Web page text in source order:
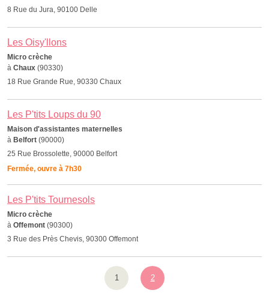
8 Rue du Jura, 90100 Delle
Les Oisy'llons
Micro crèche
à Chaux (90330)
18 Rue Grande Rue, 90330 Chaux
Les P'tits Loups du 90
Maison d'assistantes maternelles
à Belfort (90000)
25 Rue Brossolette, 90000 Belfort
Fermée, ouvre à 7h30
Les P'tits Tournesols
Micro crèche
à Offemont (90300)
3 Rue des Près Chevis, 90300 Offemont
1 2